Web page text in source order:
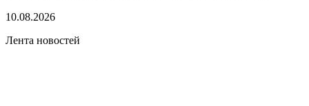
10.08.2026
Лента новостей